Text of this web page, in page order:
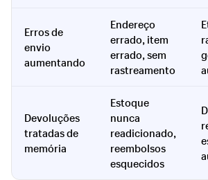
Erros de
envio
aumentando
Endereço
errado, item
errado, sem
rastreamento
Devoluções
tratadas de
memória
Estoque
nunca
readicionado,
reembolsos
esquecidos